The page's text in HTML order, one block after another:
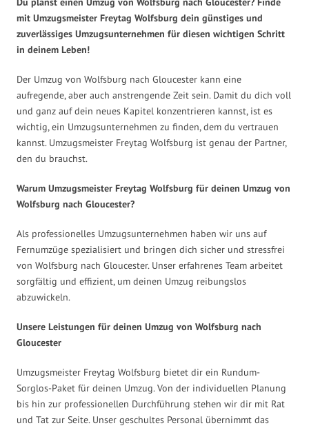
mit Umzugsmeister Freytag Wolfsburg dein günstiges und
zuverlässiges Umzugsunternehmen für diesen wichtigen Schritt
in deinem Leben!
Der Umzug von Wolfsburg nach Gloucester kann eine
aufregende, aber auch anstrengende Zeit sein. Damit du dich voll
und ganz auf dein neues Kapitel konzentrieren kannst, ist es
wichtig, ein Umzugsunternehmen zu finden, dem du vertrauen
kannst. Umzugsmeister Freytag Wolfsburg ist genau der Partner,
den du brauchst.
Warum Umzugsmeister Freytag Wolfsburg für deinen Umzug von
Wolfsburg nach Gloucester?
Als professionelles Umzugsunternehmen haben wir uns auf
Fernumzüge spezialisiert und bringen dich sicher und stressfrei
von Wolfsburg nach Gloucester. Unser erfahrenes Team arbeitet
sorgfältig und effizient, um deinen Umzug reibungslos
abzuwickeln.
Unsere Leistungen für deinen Umzug von Wolfsburg nach
Gloucester
Umzugsmeister Freytag Wolfsburg bietet dir ein Rundum-
Sorglos-Paket für deinen Umzug. Von der individuellen Planung
bis hin zur professionellen Durchführung stehen wir dir mit Rat
und Tat zur Seite. Unser geschultes Personal übernimmt das